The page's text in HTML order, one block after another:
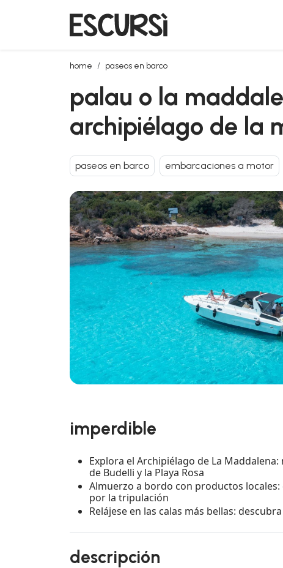
home paseos en barco
palau o la maddalena: excursión en lancha motora
palau o la
archipiélago de la
paseos en barco embarcaciones a motor
imperdible
Explora el Archipiélago de La
de Budelli y la Playa Rosa
Almuerzo a bordo con productos
por la tripulación
Relájese en las calas más bellas:
descripción